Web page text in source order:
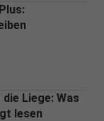
Liege: Was
lesen